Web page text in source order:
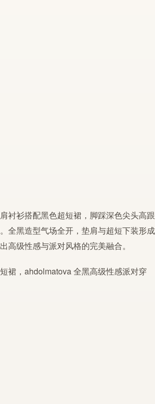
衬衫搭配黑色超短裙 ，脚踩深色尖头高跟
全黑造型气场全开， 垫肩与超短下装形成
高级性感与派对风格的完美融合。